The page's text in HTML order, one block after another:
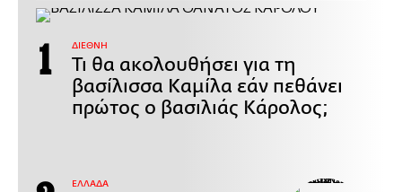
ΔΙΕΘΝΗ
Τι θα ακολουθήσει για τη
βασίλισσα Καμίλα εάν πεθάνει
πρώτος ο βασιλιάς Κάρολος;
ΕΛΛΑΔΑ